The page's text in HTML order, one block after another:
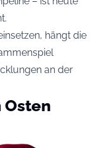
hängt die
an der